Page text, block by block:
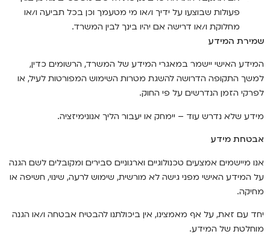
פעולות שבוצעו על ידיך ו/או מי מטעמך וכן בכל תביעה ו/או
מחלוקת ו/או דרישה אם יהיו בינך לבין המשרד.
שמירת המידע
המידע האישי יישמר במאגרי המידע של המשרד, הרשומים כדין,
למשך התקופה הדרושה להשגת מטרות השימוש המפורטות לעיל, או
לפרקי הזמן הנדרשים על פי החוק.
מידע שלא נדרש עוד – יימחק או יעבור הליך אנונימיזציה.
אבטחת מידע
אנו מיישמים אמצעים טכנולוגיים וארגוניים סבירים ומקובלים לשם הגנה
על המידע האישי מפני גישה לא מורשית, שימוש לרעה, שינוי, חשיפה או
מחיקה.
יחד עם זאת, על אף מאמצינו, אין ביכולתנו להבטיח אבטחה ו/או הגנה
מוחלטת של המידע.